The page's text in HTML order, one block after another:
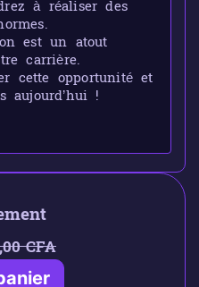
à réaliser des
est un atout
carrière.
cette opportunité et
aujourd’hui !
CFA